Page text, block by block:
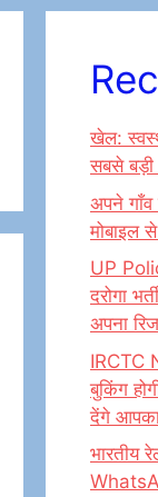
खेल:
सबसे बड़ी
अपने
मोबाइल
UP
दरोगा
अपना
IRCTC
बुकिंग
देंगे
भारतीय